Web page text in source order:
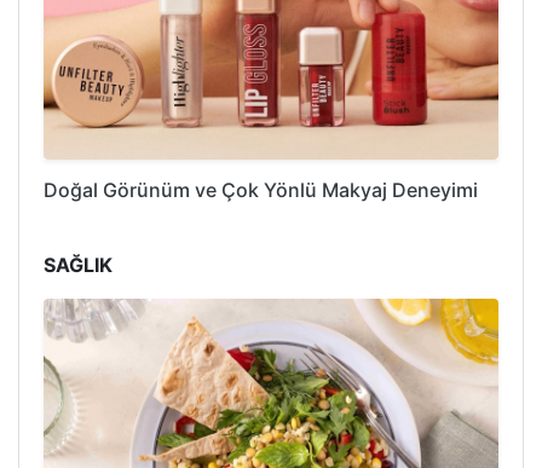
Doğal Görünüm ve Çok Yönlü Makyaj Deneyimi
SAĞLIK